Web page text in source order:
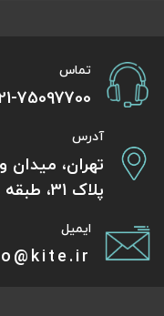
تماس
75097700
آدرس
تهران، میدان
پلاک 31، طبقه همکف
ایمیل